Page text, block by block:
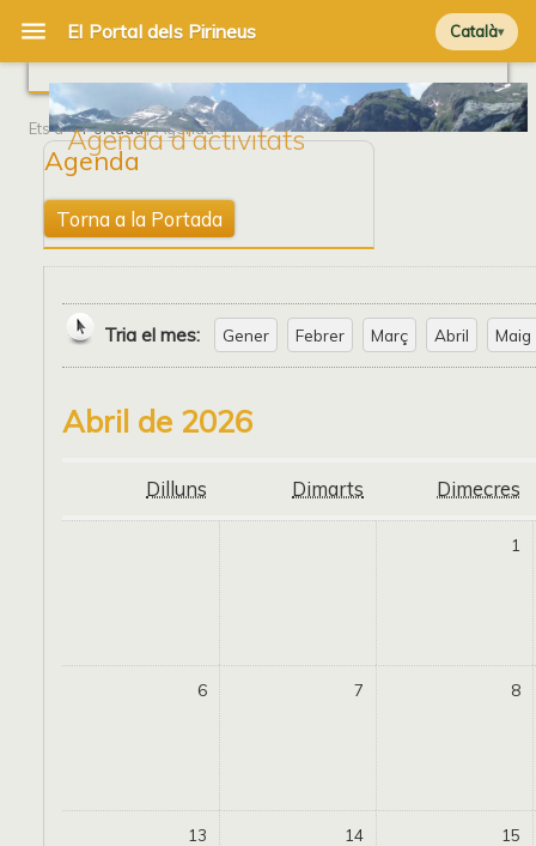
Català
Agenda d'activitats
Ets a Portada/ Agenda
Agenda
Torna a la Portada
Tria el mes: Gener Febrer Març Abril Maig
Abril de 2026
Dilluns Dimarts Dimecres
1
6 7 8
13 14 15